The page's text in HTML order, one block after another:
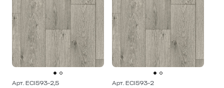
Арт. ECI593-2,5 Арт. ECI593-2